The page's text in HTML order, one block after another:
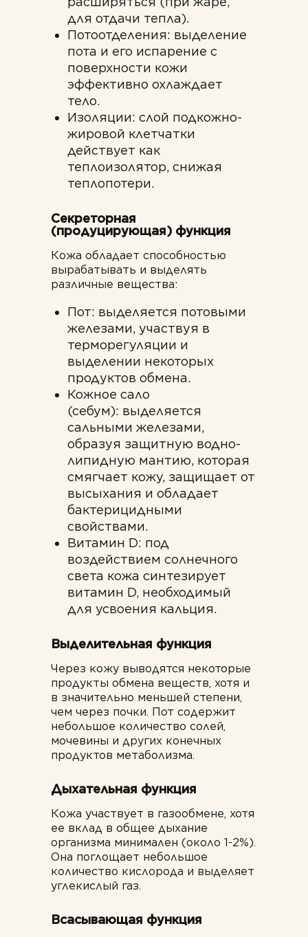
для отдачи тепла).
Потоотделения: выделение
пота и его испарение с
поверхности кожи
эффективно охлаждает
тело.
Изоляции: слой подкожно-
жировой клетчатки
действует как
теплоизолятор, снижая
теплопотери.
Секреторная
(продуцирующая) функция
Кожа обладает способностью
вырабатывать и выделять
различные вещества:
Пот: выделяется потовыми
железами, участвуя в
терморегуляции и
выделении некоторых
продуктов обмена.
Кожное сало
(себум): выделяется
сальными железами,
образуя защитную водно-
липидную мантию, которая
смягчает кожу, защищает от
высыхания и обладает
бактерицидными
свойствами.
Витамин D: под
воздействием солнечного
света кожа синтезирует
витамин D, необходимый
для усвоения кальция.
Выделительная функция
Через кожу выводятся некоторые
продукты обмена веществ, хотя и
в значительно меньшей степени,
чем через почки. Пот содержит
небольшое количество солей,
мочевины и других конечных
продуктов метаболизма.
Дыхательная функция
Кожа участвует в газообмене, хотя
ее вклад в общее дыхание
организма минимален (около 1-2%).
Она поглощает небольшое
количество кислорода и выделяет
углекислый газ.
Всасывающая функция